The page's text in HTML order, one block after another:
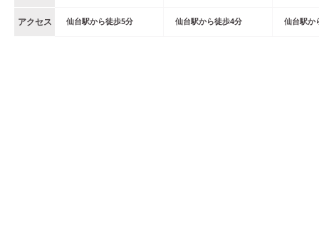
アクセス 仙台駅から徒歩5分 仙台駅から徒歩4分 仙台駅か